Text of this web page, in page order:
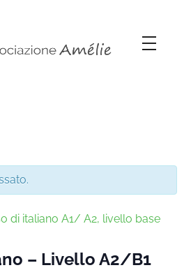
di italiano A1/ A2, livello base
– Livello A2/B1